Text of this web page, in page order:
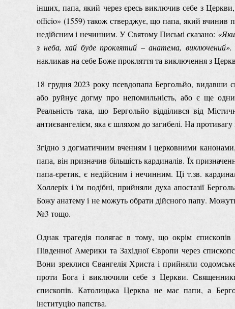
інших, папа, який через єресь виключив себе з
officio» (1559) також стверджує, що папа, який вчинив
недійсним і нечинним. У Святому Письмі сказано:
з неба, хай буде проклятий – анатема, виключений».
накликав на себе Боже прокляття та виключення з
18 грудня 2023 року псевдопапа Бергольйо, видавши
або руйнує догму про непомильність, або є ще
Реальність така, що Бергольйо відділився від
антиєвангелієм, яка є шляхом до загибелі. На
Згідно з догматичним вченням і церковними
папа, він призначив більшість кардиналів. Їх
папа-єретик, є недійсним і нечинним. Ці т.зв.
Холлеріх і їм подібні, прийняли духа апостазії
Божу анатему і не можуть обрати дійсного папу.
№3 тощо.
Однак трагедія полягає в тому, що окрім
Південної Америки та Західної Європи через
Вони зреклися Євангелія Христа і прийняли
проти Бога і виключили себе з Церкви. Священники
єпископів. Католицька Церква не має папи, а
інституцію папства.